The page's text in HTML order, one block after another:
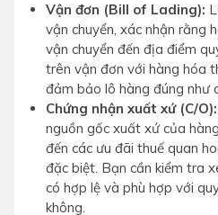
Vận đơn (Bill of Lading):
vận chuyển, xác nhận rằng
vận chuyển đến địa điểm
trên vận đơn với hàng hóa
đảm bảo lô hàng đúng như
Chứng nhận xuất xứ (C/O):
nguồn gốc xuất xứ của
đến các ưu đãi thuế quan
đặc biệt. Bạn cần kiểm tra
có hợp lệ và phù hợp với
không.